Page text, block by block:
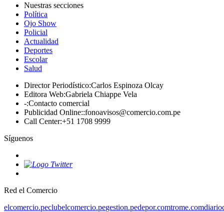
Nuestras secciones
Política
Ojo Show
Policial
Actualidad
Deportes
Escolar
Salud
Director Periodístico:Carlos Espinoza Olcay
Editora Web:Gabriela Chiappe Vela
-:Contacto comercial
Publicidad Online::fonoavisos@comercio.com.pe
Call Center:+51 1708 9999
Síguenos
Red el Comercio
elcomercio.peclubelcomercio.pegestion.pedepor.comtrome.com